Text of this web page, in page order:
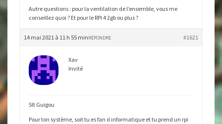
Autre questions : pour la ventilation de l’ensemble, vous me
conseillez quoi ? Et pour le RPI 4 2gb ou plus ?
14 mai 2021 à 11 h 55 min #1621
RÉPONDRE
Xav
Invité
Slt Guigou
Pour ton système, soit tu es fan d informatique et tu prend un rpi